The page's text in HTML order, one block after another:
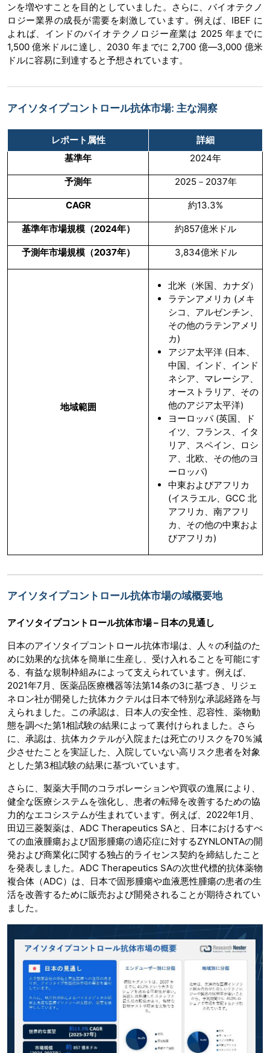
ンを増やすことを目的としていました。さらに、バイオテクノ
ロジー業界の成長が需要を刺激しています。例えば、IBEF に
よれば、インドのバイオテクノロジー産業は 2025 年までに
1,500 億米ドルに達し、2030 年までに 2,700 億―3,000 億米
ドルに容易に到達すると予想されています。
アイソタイプコントロール抗体市場: 主な洞察
レポート属性
詳細
基準年
2024年
予測年 2025－2037年
CAGR 約13.3%
基準年市場規模（2024年） 約857億米ドル
予測年市場規模（2037年） 3,834億米ドル
地域範囲
北米（米国、カナダ）
ラテンアメリカ (メキ
シコ、アルゼンチン、
その他のラテンアメリ
カ)
アジア太平洋 (日本、
中国、インド、インド
ネシア、マレーシア、
オーストラリア、その
他のアジア太平洋)
ヨーロッパ (英国、ド
イツ、フランス、イタ
リア、スペイン、ロシ
ア、北欧、その他のヨ
ーロッパ)
中東およびアフリカ
(イスラエル、GCC 北
アフリカ、南アフリ
カ、その他の中東およ
びアフリカ)
アイソタイプコントロール抗体市場の域概要地
アイソタイプコントロール抗体市場 – 日本の見通し
日本のアイソタイプコントロール抗体市場は、人々の利益のた
めに効果的な抗体を簡単に生産し、受け入れることを可能にす
る、有益な規制枠組みによって支えられています。例えば、
2021年7月、医薬品医療機器等法第14条の3に基づき、リジェ
ネロン社が開発した抗体カクテルは日本で特別な承認経路を与
えられました。この承認は、日本人の安全性、忍容性、薬物動
態を調べた第1相試験の結果によって裏付けられました。さら
に、承認は、抗体カクテルが入院または死亡のリスクを70％減
少させたことを実証した、入院していない高リスク患者を対象
とした第3相試験の結果に基づいています。
さらに、製薬大手間のコラボレーションや買収の進展により、
健全な医療システムを強化し、患者の転帰を改善するための協
力的なエコシステムが生まれています。例えば、2022年1月、
田辺三菱製薬は、ADC Therapeutics SAと、日本におけるすべ
ての血液腫瘍および固形腫瘍の適応症に対するZYNLONTAの開
発および商業化に関する独占的ライセンス契約を締結したこと
を発表しました。ADC Therapeutics SAの次世代標的抗体薬物
複合体（ADC）は、日本で固形腫瘍や血液悪性腫瘍の患者の生
活を改善するために販売および開発されることが期待されてい
ました。